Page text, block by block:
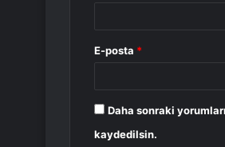
E-posta *
Daha sonraki
kaydedilsin.